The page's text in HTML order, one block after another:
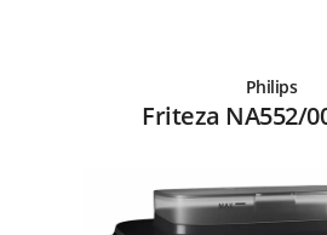
Philips
Friteza NA552/